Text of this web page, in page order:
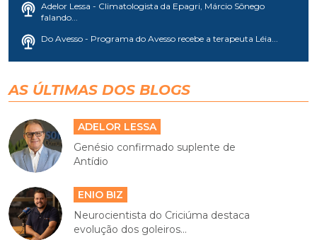
Adelor Lessa - Climatologista da Epagri, Márcio Sônego
falando...
Do Avesso - Programa do Avesso recebe a terapeuta Léia...
AS ÚLTIMAS DOS BLOGS
ADELOR LESSA
Genésio confirmado suplente de
Antídio
ENIO BIZ
Neurocientista do Criciúma destaca
evolução dos goleiros...